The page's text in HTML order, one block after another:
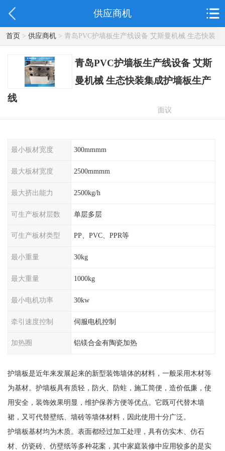
供应商机
首页> 供应商机> 青岛PVC护墙板生产线设备 艾斯曼机械 生态快装
集成护墙板生产线
青岛PVC护墙板生产线设备 艾斯
曼机械 生态快装集成护墙板生产
线
面议
最小板材宽度 300mmmm
最大板材宽度 2500mmmm
最大挤出能力 2500kg/h
可生产板材层数 单层多层
可生产板材类型 PP、PVC、PPR等
最小重量 30kg
最大重量 1000kg
最小电机功率 30kw
牵引速度控制 伺服电机控制
加热圈 铝镁合金有陶瓷加热
护墙板是近年来发展起来的新型装饰墙体的材料，一般采用木材等
为基材。护墙板具有质轻，防火、防蛀，施工简便，造价低廉，使
用安全，装饰效果明显，维护保养方便等优点。它既可代替木墙
裙，又可代替壁纸、墙砖等墙体材料，因此使用十分广泛。
护墙板基材均为木质。表面都经过加工处理，具有仿实木、仿石
材、仿瓷砖、仿壁纸等多种花案，其中家庭装修中应用较多的是实